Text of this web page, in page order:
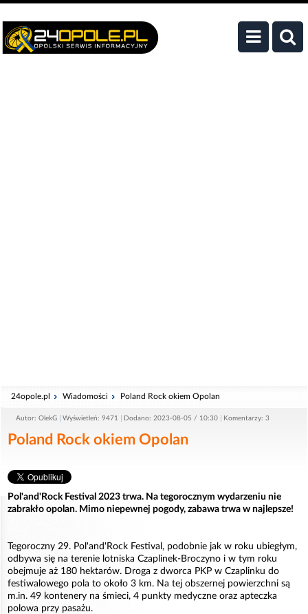
24opole.pl Wiadomości Poland Rock okiem Opolan
Autor: OlekG Wyświetleń: 9471 Dodano: 2023-08-05 / 10:30 Komentarzy: 3
Poland Rock okiem Opolan
Pol'and'Rock Festival 2023 trwa. Na tegorocznym wydarzeniu nie
zabrakło opolan. Mimo niepewnej pogody, zabawa trwa w najlepsze!
Tegoroczny 29. Pol'and'Rock Festival, podobnie jak w roku ubiegłym,
odbywa się na terenie lotniska Czaplinek-Broczyno i w tym roku
obejmuje aż 180 hektarów. Droga z dworca PKP w Czaplinku do
festiwalowego pola to około 3 km. Na tej obszernej powierzchni są
m.in. 49 kontenery na śmieci, 4 punkty medyczne oraz apteczka
polowa przy pasażu.